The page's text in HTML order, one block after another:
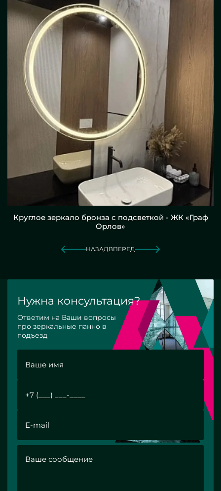
Круглое зеркало бронза с подсветкой - ЖК «Граф
Орлов»
НАЗАДВПЕРЕД
Нужна консультация?
Ответим на Ваши вопросы
про зеркальные панно в
подъезд